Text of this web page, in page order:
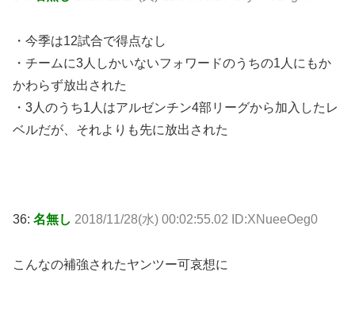
・今季は12試合で得点なし
・チームに3人しかいないフォワードのうちの1人にもか
かわらず放出された
・3人のうち1人はアルゼンチン4部リーグから加入したレ
ベルだが、それよりも先に放出された
36: 名無し 2018/11/28(水) 00:02:55.02 ID:XNueeOeg0
こんなの補強されたヤンツー可哀想に